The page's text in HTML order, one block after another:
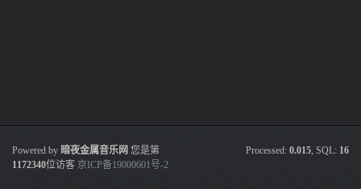
Powered by 暗夜金属音乐网 您是第
1172340位访客 京ICP备19000601号-2
Processed: 0.015, SQL: 16